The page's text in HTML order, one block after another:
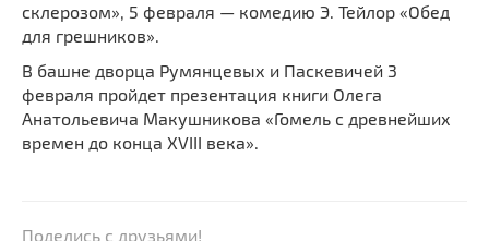
склерозом», 5 февраля — комедию Э. Тейлор «Обед
для грешников».
В башне дворца Румянцевых и Паскевичей 3
февраля пройдет презентация книги Олега
Анатольевича Макушникова «Гомель с древнейших
времен до конца XVIII века».
Поделись с друзьями!